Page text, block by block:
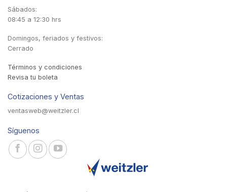
Sábados:
08:45 a 12:30 hrs
Domingos, feriados y festivos:
Cerrado
Términos y condiciones
Revisa tu boleta
Cotizaciones y Ventas
ventasweb@weitzler.cl
Síguenos